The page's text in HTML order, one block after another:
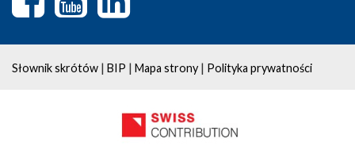
Słownik skrótów | BIP | Mapa strony | Polityka prywatności